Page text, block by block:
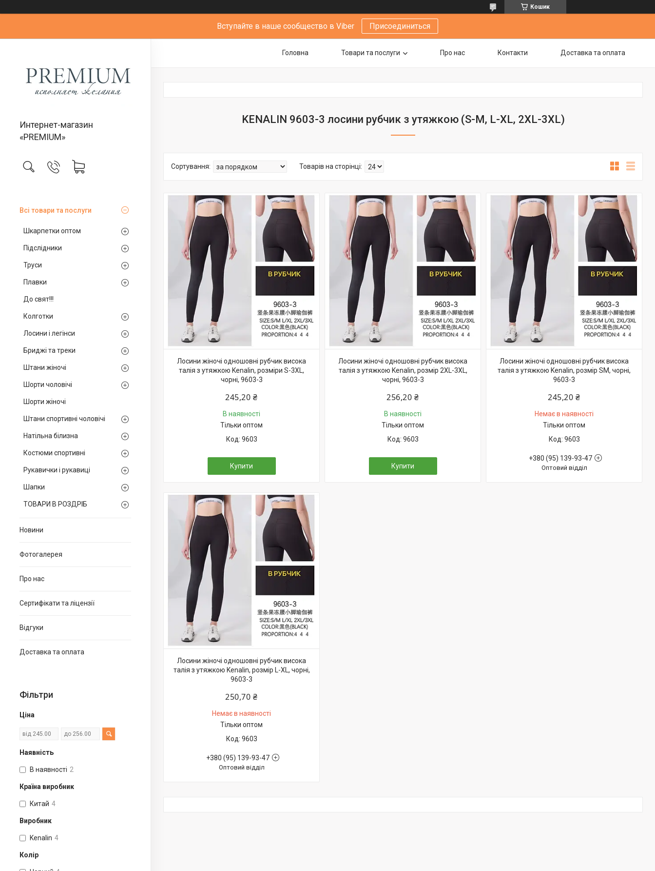
Кошик
Вступайте в наше сообщество в Viber Присоединиться
Интернет-магазин
«PREMIUM»
Всі товари та послуги
Шкарпетки оптом
Підслідники
Труси
Плавки
До свят!!!
Колготки
Лосини і легінси
Бриджі та треки
Штани жіночі
Шорти чоловічі
Шорти жіночі
Штани спортивні чоловічі
Натільна білизна
Костюми спортивні
Рукавички і рукавиці
Шапки
ТОВАРИ В РОЗДРІБ
Новини
Фотогалерея
Про нас
Сертифікати та ліцензії
Відгуки
Доставка та оплата
Фільтри
Ціна
Наявність
В наявності 2
Країна виробник
Китай 4
Виробник
Kenalin 4
Колір
Головна Товари та послуги Про нас Контакти Доставка та оплата
KENALIN 9603-3 лосини рубчик з утяжкою (S-M, L-XL, 2XL-3XL)
Лосини жіночі одношовні рубчик висока
талія з утяжкою Kenalin, розміри S-3XL,
чорні, 9603-3
245,20 ₴
В наявності
Тільки оптом
9603
Купити
Лосини жіночі одношовні рубчик висока
талія з утяжкою Kenalin, розмір 2XL-3XL,
чорні, 9603-3
256,20 ₴
В наявності
Тільки оптом
9603
Купити
Лосини жіночі одношовні рубчик висока
талія з утяжкою Kenalin, розмір SM, чорні,
9603-3
245,20 ₴
Немає в наявності
Тільки оптом
9603
+380 (95) 139-93-47
Оптовий відділ
Лосини жіночі одношовні рубчик висока
талія з утяжкою Kenalin, розмір L-XL, чорні,
9603-3
250,70 ₴
Немає в наявності
Тільки оптом
9603
+380 (95) 139-93-47
Оптовий відділ